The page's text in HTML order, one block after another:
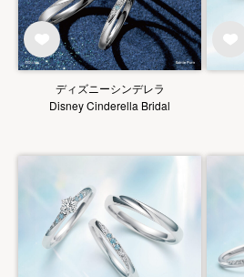
ディズニーシンデレラ
Disney Cinderella Bridal